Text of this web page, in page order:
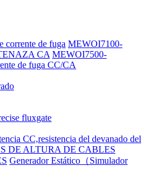
de fuga MEWOI7100-
CA MEWOI7500-
de fuga CC/CA
fluxgate
CC,resistencia del devanado del
DE ALTURA DE CABLES
Generador Estático（Simulador